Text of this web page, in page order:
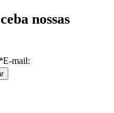
nossas
E-mail: